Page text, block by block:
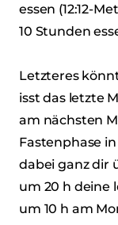
essen (12:12-
10 Stunden
Letzteres
isst das letzte
am nächsten
Fastenphase
dabei ganz dir
um 20 h deine
um 10 h am